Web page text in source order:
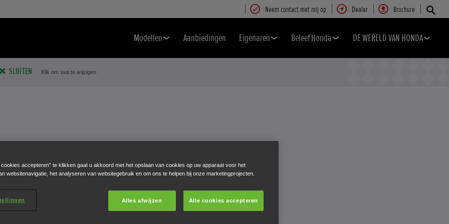
Neem contact met mij op Dealer Brochure
Modellen Aanbiedingen Eigenaren Beleef Honda DE WERELD VAN HONDA
SLUITEN Klik om taal te wijzigen
droom waar.
cookies accepteren” te klikken gaat u akkoord met het opslaan van cookies op uw apparaat voor het
websitenavigatie, het analyseren van websitegebruik en om ons te helpen bij onze marketingprojecten.
Alles afwijzen Alle cookies accepteren